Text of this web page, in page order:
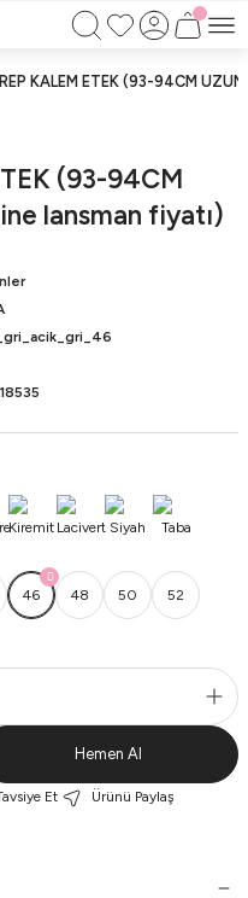
KARGO BEDAVA!!
KALEM ETEK (93-94CM
(93-94CM
lansman fiyatı)
46 48 50 52
Hemen Al
Et
Ürünü Paylaş